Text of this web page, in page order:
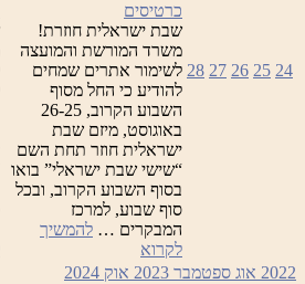
24
25
26
27
28
כרטיסים
שבת ישראלית חוזרת!
משרד המורשת והמועצה
לשימור אתרים שמחים
להודיע כי החל מסוף
השבוע הקרוב, 26-25
באוגוסט, מיזם שבת
ישראלית חוזר תחת השם
“שישי שבת ישראלי” בואו
בסוף השבוע הקרוב, ובכל
סוף שבוע, למרכז
המבקרים … להמשיך
לקרוא
ישראלית
2022 אוג ספטמבר 2023 אוק 2024